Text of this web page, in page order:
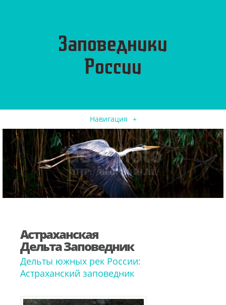
Навигация +
Астраханская
Дельта Заповедник
Дельты южных рек России:
Астраханский заповедник